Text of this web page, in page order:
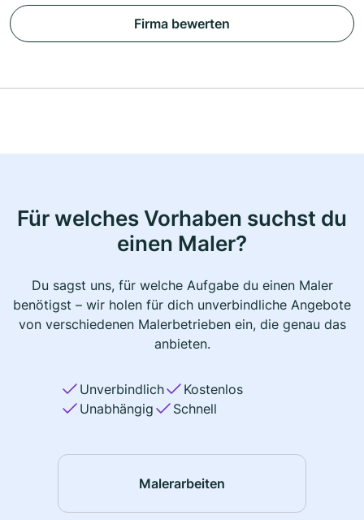
Firma bewerten
Für welches Vorhaben suchst du
einen Maler?
Du sagst uns, für welche Aufgabe du einen Maler
benötigst – wir holen für dich unverbindliche Angebote
von verschiedenen Malerbetrieben ein, die genau das
anbieten.
Unverbindlich
Kostenlos
Unabhängig
Schnell
Malerarbeiten